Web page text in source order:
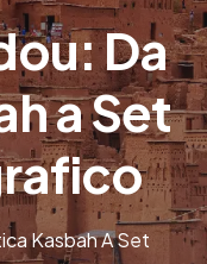
Da
a Set
Kasbah A Set